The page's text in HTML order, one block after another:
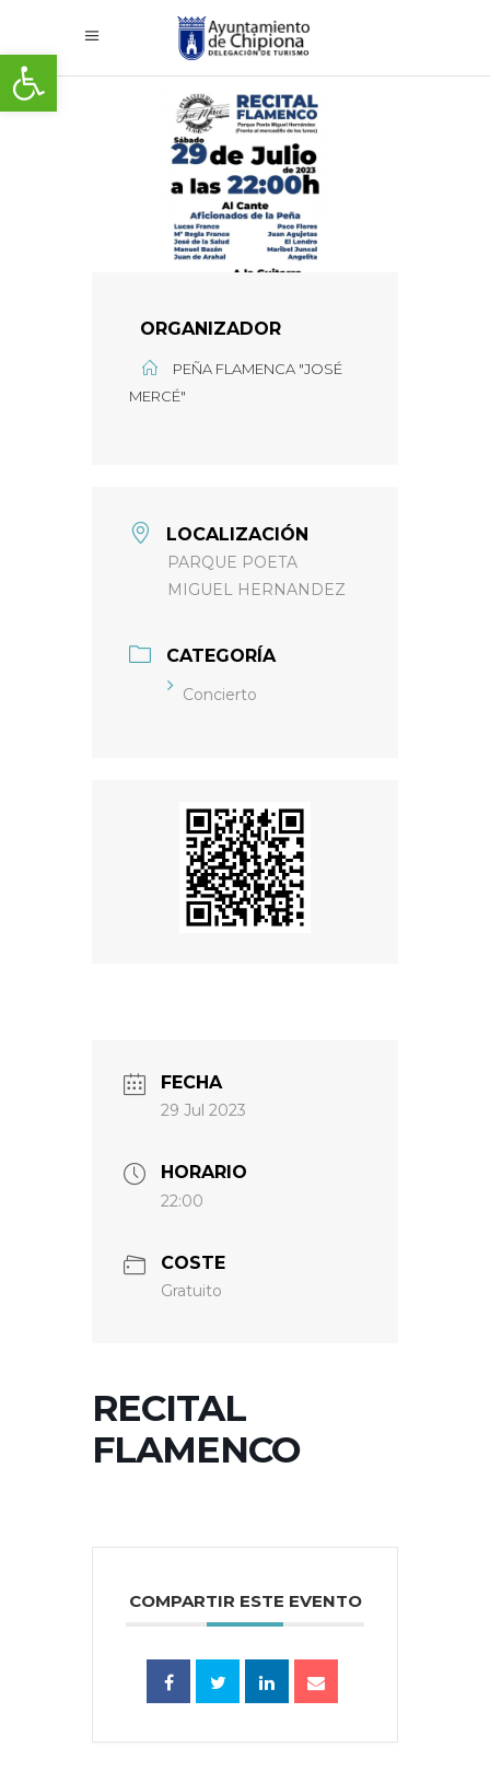
Abrir barra de herramientas
ORGANIZADOR
PEÑA FLAMENCA "JOSÉ
MERCÉ"
LOCALIZACIÓN
PARQUE POETA
MIGUEL HERNANDEZ
CATEGORÍA
Concierto
FECHA
29 Jul 2023
HORARIO
22:00
COSTE
Gratuito
RECITAL
FLAMENCO
COMPARTIR ESTE EVENTO